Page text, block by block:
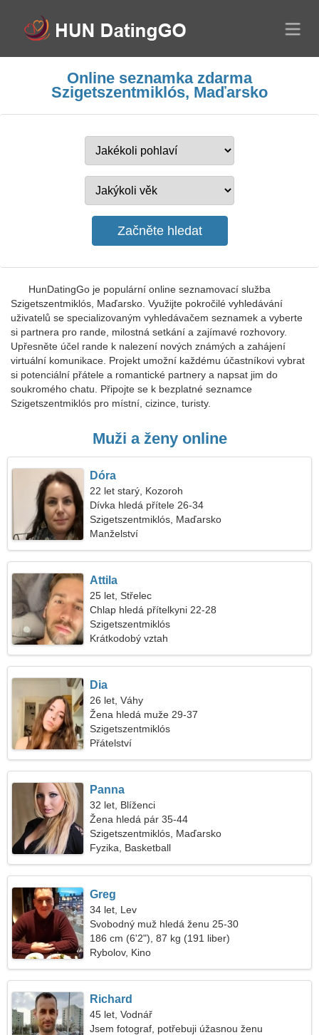
Online seznamka zdarma
Szigetszentmiklós, Maďarsko
HunDatingGo je populární online seznamovací služba
Szigetszentmiklós, Maďarsko. Využijte pokročilé vyhledávání
uživatelů se specializovaným vyhledávačem seznamek a vyberte
si partnera pro rande, milostná setkání a zajímavé rozhovory.
Upřesněte účel rande k nalezení nových známých a zahájení
virtuální komunikace. Projekt umožní každému účastníkovi vybrat
si potenciální přátele a romantické partnery a napsat jim do
soukromého chatu. Připojte se k bezplatné seznamce
Szigetszentmiklós pro místní, cizince, turisty.
Muži a ženy online
Dóra
22 let starý, Kozoroh
Dívka hledá přítele 26-34
Szigetszentmiklós, Maďarsko
Manželství
Attila
25 let, Střelec
Chlap hledá přítelkyni 22-28
Szigetszentmiklós
Krátkodobý vztah
Dia
26 let, Váhy
Žena hledá muže 29-37
Szigetszentmiklós
Přátelství
Panna
32 let, Blíženci
Žena hledá pár 35-44
Szigetszentmiklós, Maďarsko
Fyzika, Basketball
Greg
34 let, Lev
Svobodný muž hledá ženu 25-30
186 cm (6'2"), 87 kg (191 liber)
Rybolov, Kino
Richard
45 let, Vodnář
Jsem fotograf, potřebuji úžasnou ženu